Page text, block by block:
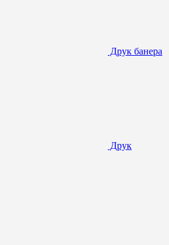
Друк банера
Друк